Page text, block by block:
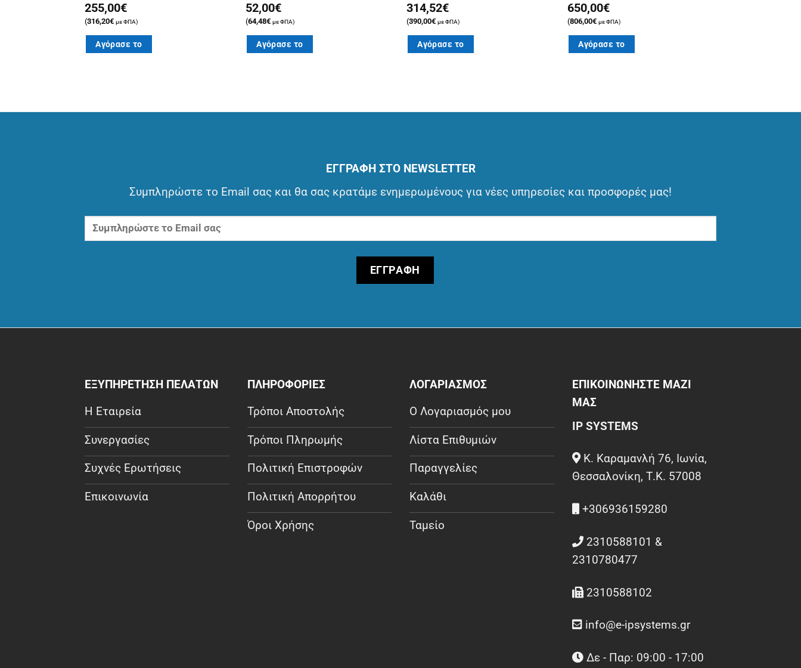
255,00€
(316,20€ με ΦΠΑ)
Αγόρασε το
52,00€
(64,48€ με ΦΠΑ)
Αγόρασε το
314,52€
(390,00€ με ΦΠΑ)
Αγόρασε το
650,00€
(806,00€ με ΦΠΑ)
Αγόρασε το
ΕΓΓΡΑΦΗ ΣΤΟ NEWSLETTER
Συμπληρώστε το Email σας και θα σας κρατάμε ενημερωμένους για νέες υπηρεσίες και προσφορές μας!
ΕΞΥΠΗΡΕΤΗΣΗ ΠΕΛΑΤΩΝ
Η Εταιρεία
Συνεργασίες
Συχνές Ερωτήσεις
Επικοινωνία
ΠΛΗΡΟΦΟΡΙΕΣ
Τρόποι Αποστολής
Τρόποι Πληρωμής
Πολιτική Επιστροφών
Πολιτική Απορρήτου
Όροι Χρήσης
ΛΟΓΑΡΙΑΣΜΟΣ
Ο Λογαριασμός μου
Λίστα Επιθυμιών
Παραγγελίες
Καλάθι
Ταμείο
ΕΠΙΚΟΙΝΩΝΗΣΤΕ ΜΑΖΙ
ΜΑΣ
IP SYSTEMS
Κ. Καραμανλή 76, Ιωνία,
Θεσσαλονίκη, Τ.Κ. 57008
+306936159280
2310588101 &
2310780477
2310588102
info@e-ipsystems.gr
Δε - Παρ: 09:00 - 17:00